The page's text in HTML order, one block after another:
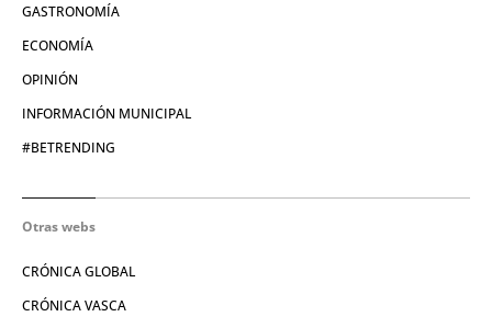
GASTRONOMÍA
ECONOMÍA
OPINIÓN
INFORMACIÓN MUNICIPAL
#BETRENDING
Otras webs
CRÓNICA GLOBAL
CRÓNICA VASCA